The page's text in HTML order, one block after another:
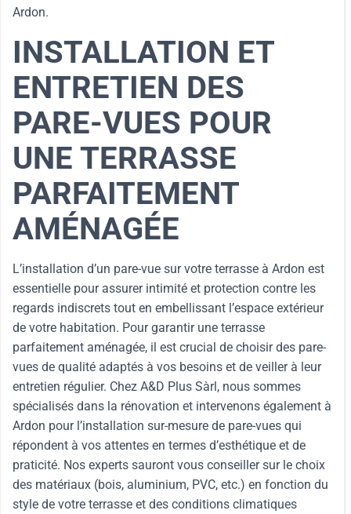
Ardon.
INSTALLATION ET
ENTRETIEN DES
PARE-VUES POUR
UNE TERRASSE
PARFAITEMENT
AMÉNAGÉE
L’installation d’un pare-vue sur votre terrasse à Ardon est
essentielle pour assurer intimité et protection contre les
regards indiscrets tout en embellissant l’espace extérieur
de votre habitation. Pour garantir une terrasse
parfaitement aménagée, il est crucial de choisir des pare-
vues de qualité adaptés à vos besoins et de veiller à leur
entretien régulier. Chez A&D Plus Sàrl, nous sommes
spécialisés dans la rénovation et intervenons également à
Ardon pour l’installation sur-mesure de pare-vues qui
répondent à vos attentes en termes d’esthétique et de
praticité. Nos experts sauront vous conseiller sur le choix
des matériaux (bois, aluminium, PVC, etc.) en fonction du
style de votre terrasse et des conditions climatiques